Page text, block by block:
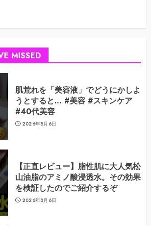
MISSED
肌荒れを「美容液」でどうにかしよ
うとすると… #美容 #スキンケア
#40代美容
2026年8月6日
【正直レビュー】脂性肌に大人気松
山油脂のアミノ酸浸透水。その効果
を検証したのでご紹介するぞ
2026年8月6日